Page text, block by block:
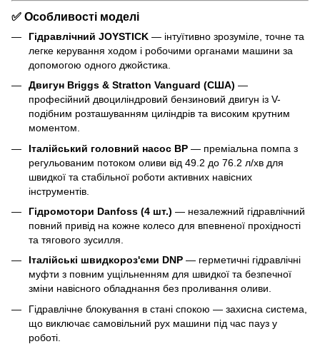
✅ Особливості моделі
Гідравлічний JOYSTICK — інтуїтивно зрозуміле, точне та
легке керування ходом і робочими органами машини за
допомогою одного джойстика.
Двигун Briggs & Stratton Vanguard (США) —
професійний двоциліндровий бензиновий двигун із V-
подібним розташуванням циліндрів та високим крутним
моментом.
Італійський головний насос BP — преміальна помпа з
регульованим потоком оливи від 49.2 до 76.2 л/хв для
швидкої та стабільної роботи активних навісних
інструментів.
Гідромотори Danfoss (4 шт.) — незалежний гідравлічний
повний привід на кожне колесо для впевненої прохідності
та тягового зусилля.
Італійські швидкороз'єми DNP — герметичні гідравлічні
муфти з повним ущільненням для швидкої та безпечної
зміни навісного обладнання без проливання оливи.
Гідравлічне блокування в стані спокою — захисна система,
що виключає самовільний рух машини під час пауз у
роботі.